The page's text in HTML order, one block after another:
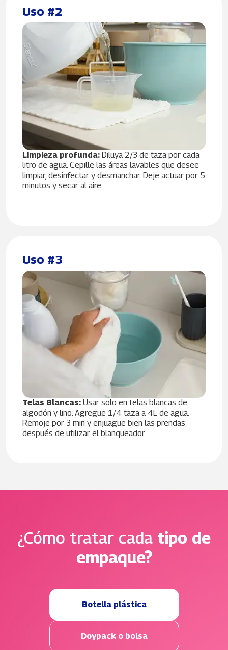
Uso #2
Limpieza profunda: Diluya 2/3 de taza por cada
litro de agua. Cepille las áreas lavables que desee
limpiar, desinfectar y desmanchar. Deje actuar por 5
minutos y secar al aire.
Uso #3
Telas Blancas: Usar solo en telas blancas de
algodón y lino. Agregue 1/4 taza a 4L de agua.
Remoje por 3 min y enjuague bien las prendas
después de utilizar el blanqueador.
¿Cómo tratar cada tipo de
empaque?
Botella plástica
Doypack o bolsa